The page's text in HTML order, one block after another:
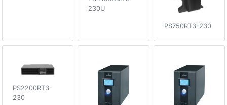
230U
PS750RT3-230
PS2200RT3-
230